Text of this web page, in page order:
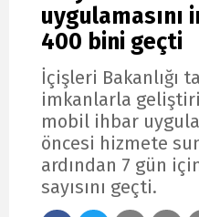
uygulamasını
400 bini geçti
İçişleri Bakanlığı
imkanlarla
mobil ihbar
öncesi hizmete
ardından 7 gün
sayısını geçti.